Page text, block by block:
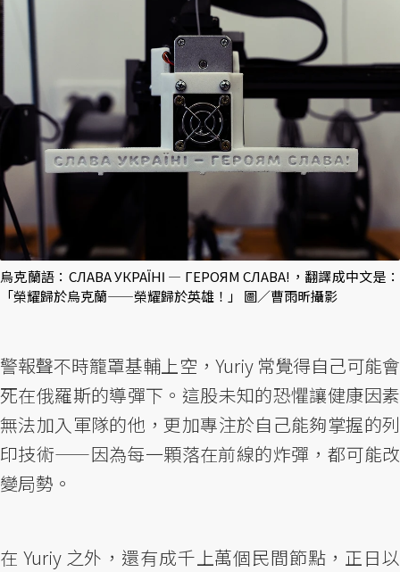
烏克蘭語：СЛАВА УКРАЇНІ — ГЕРОЯМ СЛАВА!，翻譯成中文是：
「榮耀歸於烏克蘭——榮耀歸於英雄！」 圖／曹雨昕攝影
警報聲不時籠罩基輔上空，Yuriy 常覺得自己可能會
死在俄羅斯的導彈下。這股未知的恐懼讓健康因素
無法加入軍隊的他，更加專注於自己能夠掌握的列
印技術——因為每一顆落在前線的炸彈，都可能改
變局勢。
在 Yuriy 之外，還有成千上萬個民間節點，正日以